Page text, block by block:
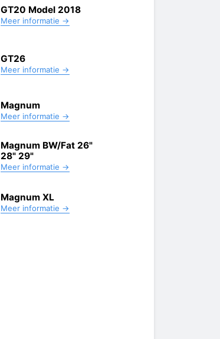
GT20 Model 2018
Meer informatie →
GT26
Meer informatie →
Magnum
Meer informatie →
Magnum BW/Fat 26"
28" 29"
Meer informatie →
Magnum XL
Meer informatie →